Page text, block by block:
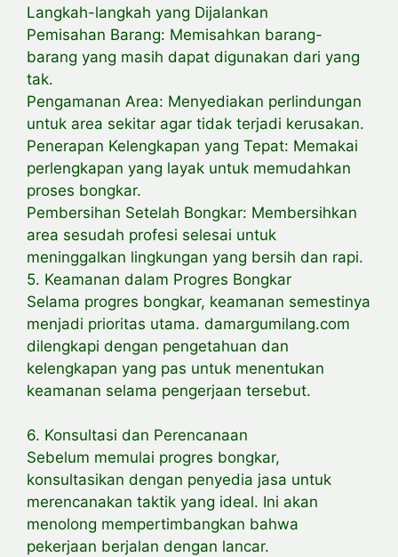
Langkah-langkah yang Dijalankan
Pemisahan Barang: Memisahkan barang-
barang yang masih dapat digunakan dari yang
tak.
Pengamanan Area: Menyediakan perlindungan
untuk area sekitar agar tidak terjadi kerusakan.
Penerapan Kelengkapan yang Tepat: Memakai
perlengkapan yang layak untuk memudahkan
proses bongkar.
Pembersihan Setelah Bongkar: Membersihkan
area sesudah profesi selesai untuk
meninggalkan lingkungan yang bersih dan rapi.
5. Keamanan dalam Progres Bongkar
Selama progres bongkar, keamanan semestinya
menjadi prioritas utama. damargumilang.com
dilengkapi dengan pengetahuan dan
kelengkapan yang pas untuk menentukan
keamanan selama pengerjaan tersebut.
6. Konsultasi dan Perencanaan
Sebelum memulai progres bongkar,
konsultasikan dengan penyedia jasa untuk
merencanakan taktik yang ideal. Ini akan
menolong mempertimbangkan bahwa
pekerjaan berjalan dengan lancar.